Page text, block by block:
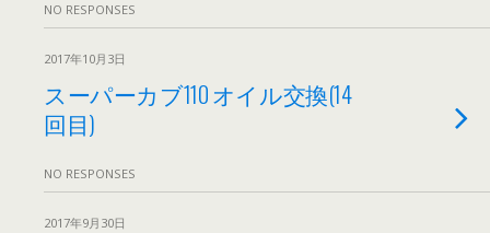
NO RESPONSES
2017年10月3日
スーパーカブ110 オイル交換(14
回目)
NO RESPONSES
2017年9月30日